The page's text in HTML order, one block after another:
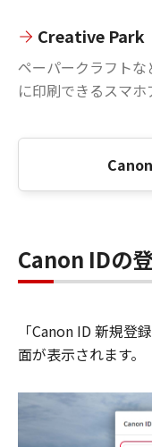
Creative Park
ペーパークラフト
に印刷できるスマホ
Canon IDの
「Canon ID 新規登
面が表示されます。